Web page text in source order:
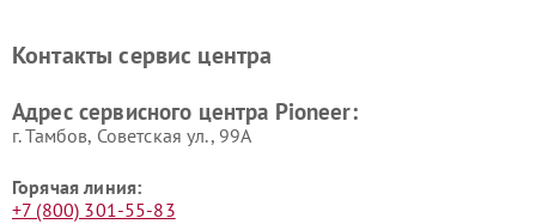
Контакты сервис центра
Адрес сервисного центра Pioneer:
г. Тамбов, Советская ул., 99А
Горячая линия:
+7 (800) 301-55-83